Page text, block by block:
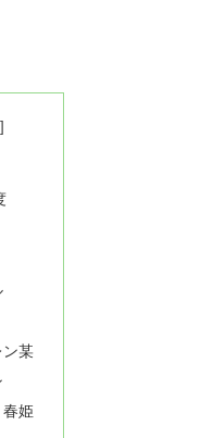
ン某
姫